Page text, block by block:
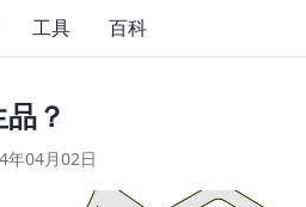
工具 百科
？
年04月02日